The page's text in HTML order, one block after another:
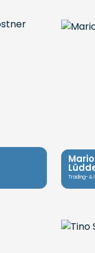
Mario
Trading- &